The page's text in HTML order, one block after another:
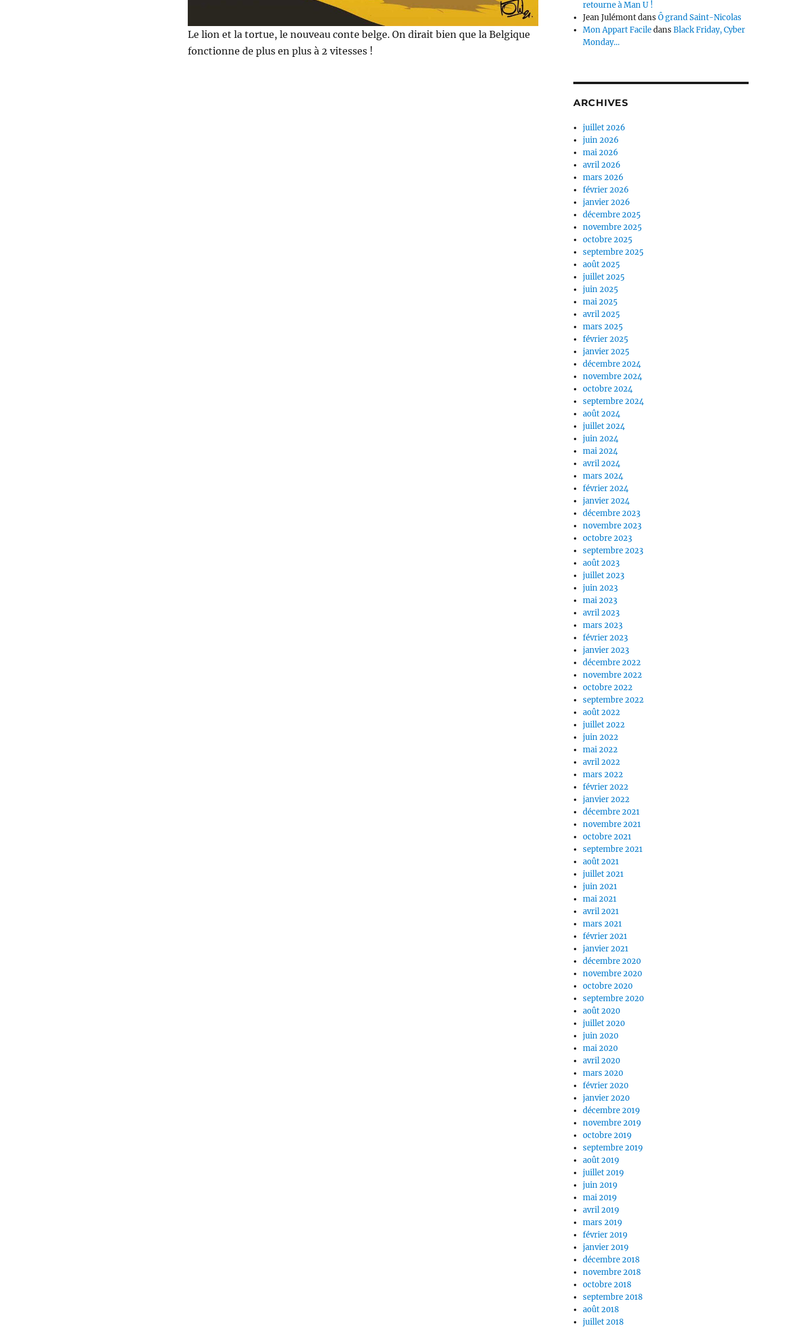
Le lion et la tortue, le nouveau conte belge. On dirait bien que la Belgique
fonctionne de plus en plus à 2 vitesses !
retourne à Man U !
Jean JulémontdansÔ grand Saint-Nicolas
Mon Appart FaciledansBlack Friday, Cyber
Monday…
ARCHIVES
juillet 2026
juin 2026
mai 2026
avril 2026
mars 2026
février 2026
janvier 2026
décembre 2025
novembre 2025
octobre 2025
septembre 2025
août 2025
juillet 2025
juin 2025
mai 2025
avril 2025
mars 2025
février 2025
janvier 2025
décembre 2024
novembre 2024
octobre 2024
septembre 2024
août 2024
juillet 2024
juin 2024
mai 2024
avril 2024
mars 2024
février 2024
janvier 2024
décembre 2023
novembre 2023
octobre 2023
septembre 2023
août 2023
juillet 2023
juin 2023
mai 2023
avril 2023
mars 2023
février 2023
janvier 2023
décembre 2022
novembre 2022
octobre 2022
septembre 2022
août 2022
juillet 2022
juin 2022
mai 2022
avril 2022
mars 2022
février 2022
janvier 2022
décembre 2021
novembre 2021
octobre 2021
septembre 2021
août 2021
juillet 2021
juin 2021
mai 2021
avril 2021
mars 2021
février 2021
janvier 2021
décembre 2020
novembre 2020
octobre 2020
septembre 2020
août 2020
juillet 2020
juin 2020
mai 2020
avril 2020
mars 2020
février 2020
janvier 2020
décembre 2019
novembre 2019
octobre 2019
septembre 2019
août 2019
juillet 2019
juin 2019
mai 2019
avril 2019
mars 2019
février 2019
janvier 2019
décembre 2018
novembre 2018
octobre 2018
septembre 2018
août 2018
juillet 2018